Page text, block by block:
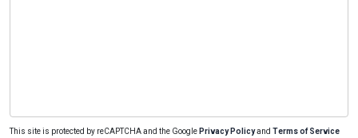
This site is protected by reCAPTCHA and the Google Privacy Policyand Terms of Service